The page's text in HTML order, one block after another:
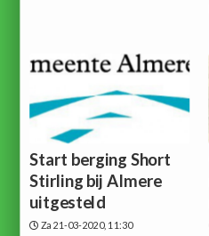
Start berging Short
Stirling bij Almere
uitgesteld
Za 21-03-2020, 11:30